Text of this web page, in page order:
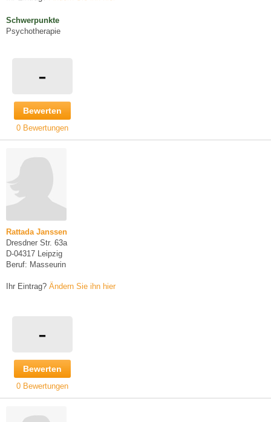
Schwerpunkte
Psychotherapie
-
Bewerten
0 Bewertungen
Rattada Janssen
Dresdner Str. 63a
D-04317 Leipzig
Beruf: Masseurin
Ihr Eintrag? Ändern Sie ihn hier
-
Bewerten
0 Bewertungen